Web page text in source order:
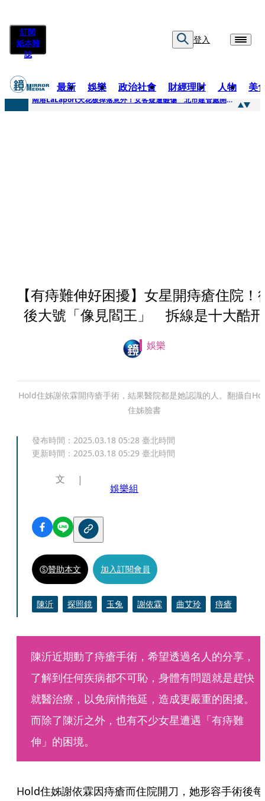
訂閱
紙本雜
誌
登入
最新 娛樂 政治社會 財經理財 人物 美
快訊
南港LaLaport天花板掉落意外！女客疑遭砸傷 北市建管處開罰30萬
【有痔難伸好困擾】女星開痔瘡住院！
後大號「像見閻王」 拆線是十大酷刑
娛樂
Hold住姊謝依霖開痔瘡手術，結果醫院都是她認識的人。翻攝自
住姊臉書
發布時間： 2025.03.18 05:28 臺北時間
更新時間： 2025.03.18 05:29 臺北時間
文
娛樂組
贊助本文 加入訂閱會員
陳沂 探照鏡 玉兔 謝依霖 曲艾玲 痔瘡
陳沂近期動了痔瘡手術，希望透過名人的分享，
了解到任何疾病都不可恥，身體有問題就是趕快
就醫治療，以免病情拖延，造成更嚴重的困擾。
而除了陳沂之外，也有不少女星遭遇「有痔難
伸」的困境。
Hold住姊謝依霖因痔瘡而住院開刀，她形容手術後每